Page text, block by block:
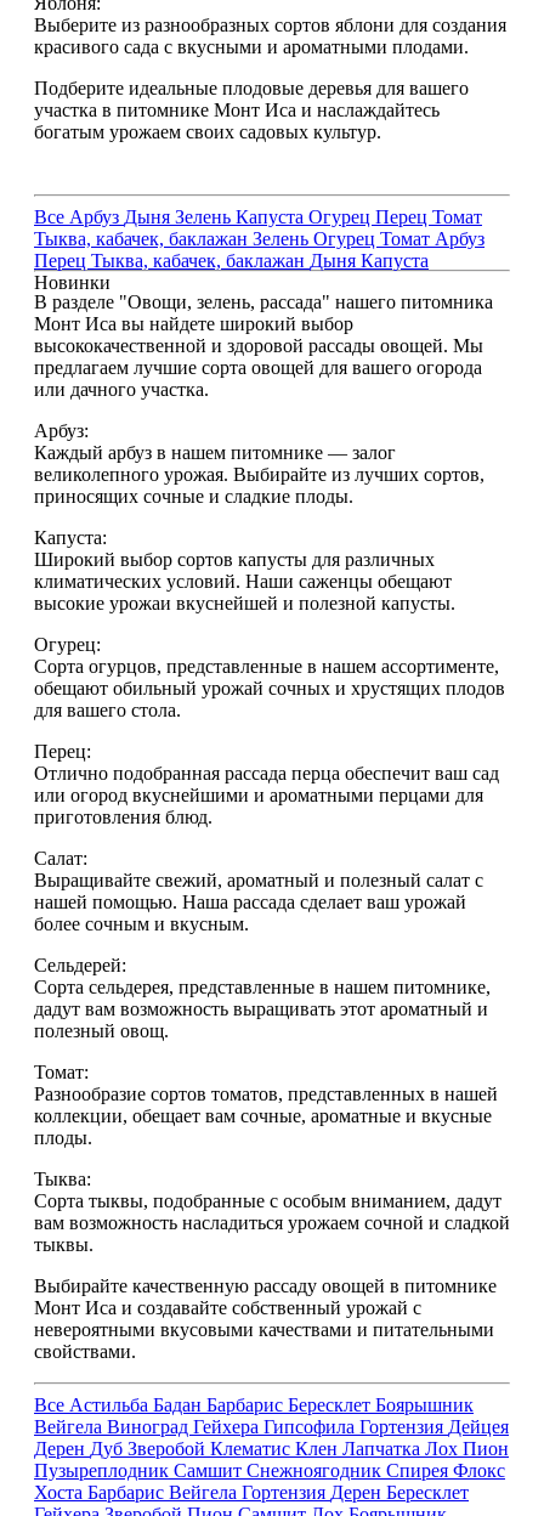
Выберите из разнообразных сортов яблони для создания
красивого сада с вкусными и ароматными плодами.
Подберите идеальные плодовые деревья для вашего
участка в питомнике Монт Иса и наслаждайтесь
богатым урожаем своих садовых культур.
Все Арбуз Дыня Зелень Капуста Огурец Перец Томат
Тыква, кабачек, баклажан Зелень Огурец Томат Арбуз
Перец Тыква, кабачек, баклажан Дыня Капуста
Новинки
В разделе "Овощи, зелень, рассада" нашего питомника
Монт Иса вы найдете широкий выбор
высококачественной и здоровой рассады овощей. Мы
предлагаем лучшие сорта овощей для вашего огорода
или дачного участка.
Арбуз:
Каждый арбуз в нашем питомнике — залог
великолепного урожая. Выбирайте из лучших сортов,
приносящих сочные и сладкие плоды.
Капуста:
Широкий выбор сортов капусты для различных
климатических условий. Наши саженцы обещают
высокие урожаи вкуснейшей и полезной капусты.
Огурец:
Сорта огурцов, представленные в нашем ассортименте,
обещают обильный урожай сочных и хрустящих плодов
для вашего стола.
Перец:
Отлично подобранная рассада перца обеспечит ваш сад
или огород вкуснейшими и ароматными перцами для
приготовления блюд.
Салат:
Выращивайте свежий, ароматный и полезный салат с
нашей помощью. Наша рассада сделает ваш урожай
более сочным и вкусным.
Сельдерей:
Сорта сельдерея, представленные в нашем питомнике,
дадут вам возможность выращивать этот ароматный и
полезный овощ.
Томат:
Разнообразие сортов томатов, представленных в нашей
коллекции, обещает вам сочные, ароматные и вкусные
плоды.
Тыква:
Сорта тыквы, подобранные с особым вниманием, дадут
вам возможность насладиться урожаем сочной и сладкой
тыквы.
Выбирайте качественную рассаду овощей в питомнике
Монт Иса и создавайте собственный урожай с
невероятными вкусовыми качествами и питательными
свойствами.
Все Астильба Бадан Барбарис Бересклет Боярышник
Вейгела Виноград Гейхера Гипсофила Гортензия Дейцея
Дерен Дуб Зверобой Клематис Клен Лапчатка Лох Пион
Пузыреплодник Самшит Снежноягодник Спирея Флокс
Хоста Барбарис Вейгела Гортензия Дерен Бересклет